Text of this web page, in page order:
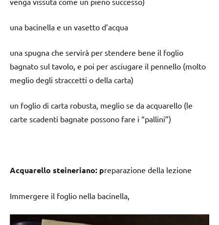
una bacinella e un vasetto d’acqua
una spugna che servirà per stendere bene il foglio
bagnato sul tavolo, e poi per asciugare il pennello (molto
meglio degli straccetti o della carta)
un foglio di carta robusta, meglio se da acquarello (le
carte scadenti bagnate possono fare i “pallini”)
Acquarello steineriano: preparazione della lezione
Immergere il foglio nella bacinella,